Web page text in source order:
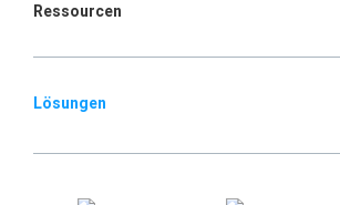
Ressourcen
Lösungen